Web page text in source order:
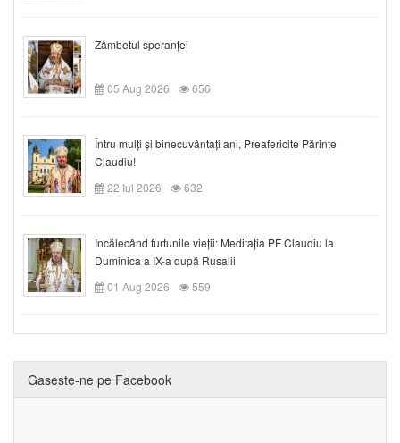
Zâmbetul speranței
05 Aug 2026 656
Întru mulți și binecuvântați ani, Preafericite Părinte
Claudiu!
22 Iul 2026
632
Încălecând furtunile vieții: Meditația PF Claudiu la
Duminica a IX-a după Rusalii
01 Aug 2026
559
Gaseste-ne pe Facebook